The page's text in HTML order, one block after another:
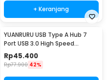
+ Keranjang
YUANRURU USB Type A Hub 7
Port USB 3.0 High Speed
Extender - Y445
Rp45.400
Rp77.900 42%